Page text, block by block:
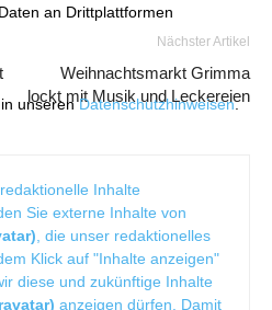
an Drittplattformen
in unserenDatenschutzhinweisen.
Nächster Artikel
Weihnachtsmarkt Grimma
lockt mit Musik und Leckereien
Inhalte
Sie externe Inhalte von
, die unser redaktionelles
Klick auf "Inhalte anzeigen"
diese und zukünftige Inhalte
anzeigen dürfen. Damit